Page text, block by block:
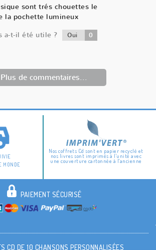
sont trés chouettes le
la pochette lumineux
a-t-il été utile ?
Oui 0
Plus de commentaires...
MONDE
Nos coffrets Cd sont en papier recyclé et
nos livres sont imprimés à l'unité avec
une couverture cartonnée à l'ancienne
PAIEMENT SÉCURISÉ
CD DE 10 CHANSONS PERSONNALISÉES